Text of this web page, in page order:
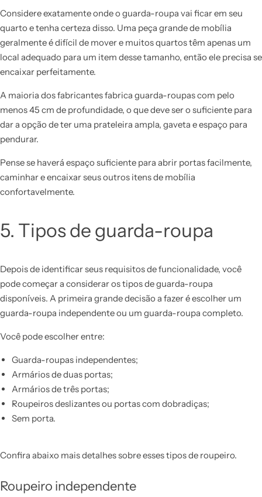
Considere exatamente onde o guarda-roupa vai ficar em seu
quarto e tenha certeza disso. Uma peça grande de mobília
geralmente é difícil de mover e muitos quartos têm apenas um
local adequado para um item desse tamanho, então ele precisa se
encaixar perfeitamente.
A maioria dos fabricantes fabrica guarda-roupas com pelo
menos 45 cm de profundidade, o que deve ser o suficiente para
dar a opção de ter uma prateleira ampla, gaveta e espaço para
pendurar.
Pense se haverá espaço suficiente para abrir portas facilmente,
caminhar e encaixar seus outros itens de mobília
confortavelmente.
5. Tipos de guarda-roupa
Depois de identificar seus requisitos de funcionalidade, você
pode começar a considerar os tipos de guarda-roupa
disponíveis. A primeira grande decisão a fazer é escolher um
guarda-roupa independente ou um guarda-roupa completo.
Você pode escolher entre:
Guarda-roupas independentes;
Armários de duas portas;
Armários de três portas;
Roupeiros deslizantes ou portas com dobradiças;
Sem porta.
Confira abaixo mais detalhes sobre esses tipos de roupeiro.
Roupeiro independente